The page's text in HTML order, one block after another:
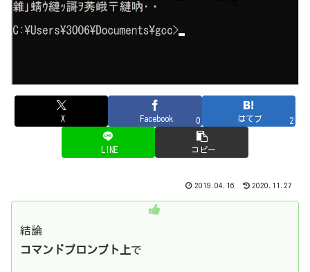
X Facebook 0 はてブ 2
LINE コピー
2019.04.16 2020.11.27
結論
コマンドプロンプト上で